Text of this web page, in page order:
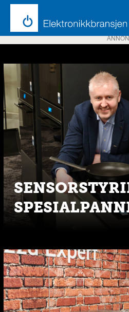
Emne:
dampovn